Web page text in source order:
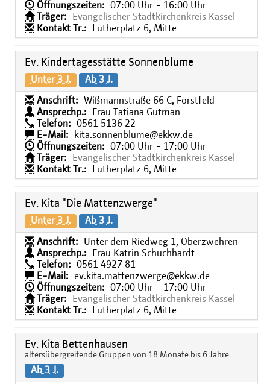
Öffnungszeiten:
07:00 Uhr - 16:00 Uhr
Träger:
Evangelischer Stadtkirchenkreis Kassel
Kontakt Tr.:
Lutherplatz 6, Mitte
Ev. Kindertagesstätte Sonnenblume
Unter 3 J. Ab 3 J.
Anschrift:
Wißmannstraße 66 C, Forstfeld
Ansprechp.:
Frau Tatiana Gutman
Telefon:
0561 5136 22
E-Mail:
kita.sonnenblume@ekkw.de
Öffnungszeiten:
07:00 Uhr - 17:00 Uhr
Träger:
Evangelischer Stadtkirchenkreis Kassel
Kontakt Tr.:
Lutherplatz 6, Mitte
Ev. Kita "Die Mattenzwerge"
Unter 3 J. Ab 3 J.
Anschrift:
Unter dem Riedweg 1, Oberzwehren
Ansprechp.:
Frau Katrin Schuchhardt
Telefon:
0561 4927 81
E-Mail:
ev.kita.mattenzwerge@ekkw.de
Öffnungszeiten:
07:00 Uhr - 17:00 Uhr
Träger:
Evangelischer Stadtkirchenkreis Kassel
Kontakt Tr.:
Lutherplatz 6, Mitte
Ev. Kita Bettenhausen
altersübergreifende Gruppen von 18 Monate bis 6 Jahre
Ab 3 J.